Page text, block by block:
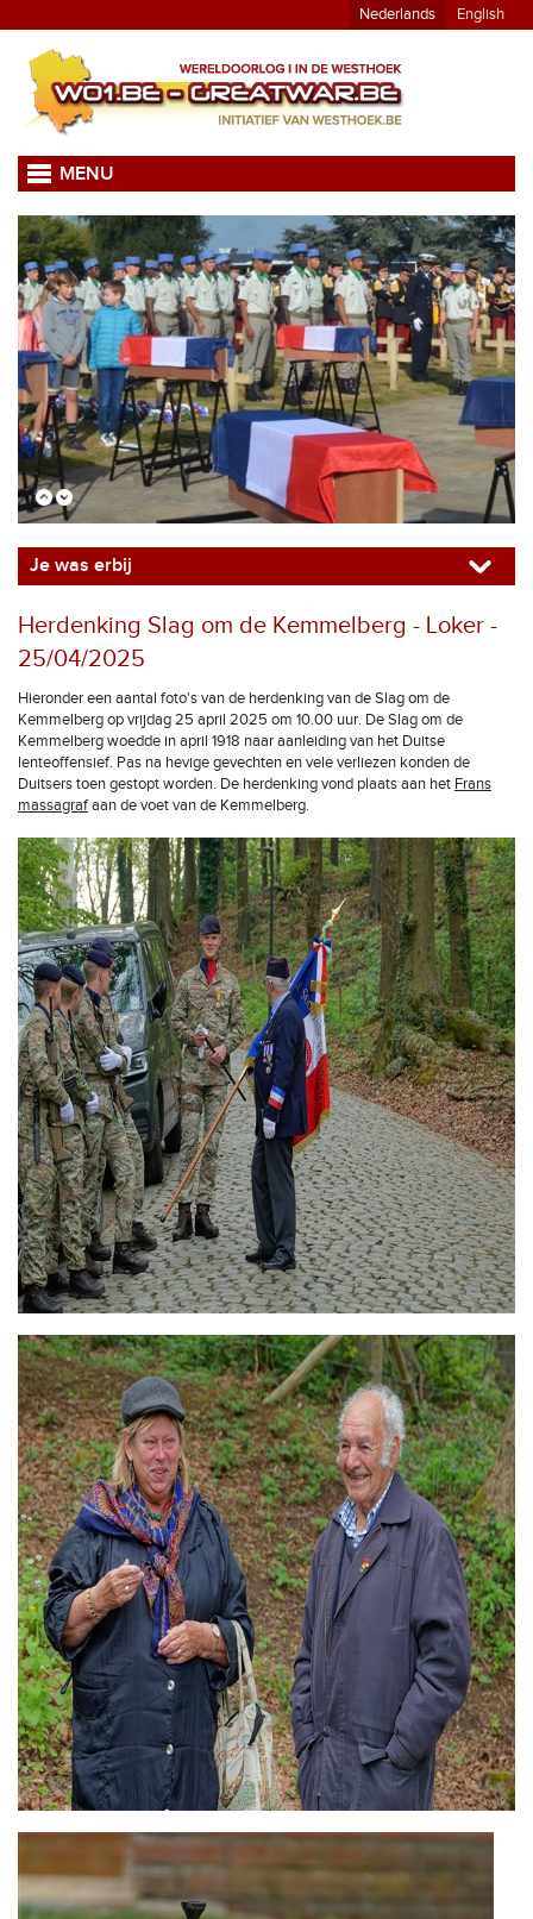
Nederlands English
MENU
Je was erbij
Herdenking Slag om de Kemmelberg - Loker -
25/04/2025
Hieronder een aantal foto's van de herdenking van de Slag om de
Kemmelberg op vrijdag 25 april 2025 om 10.00 uur. De Slag om de
Kemmelberg woedde in april 1918 naar aanleiding van het Duitse
lenteoffensief. Pas na hevige gevechten en vele verliezen konden de
Duitsers toen gestopt worden. De herdenking vond plaats aan het Frans
massagrafaan de voet van de Kemmelberg.